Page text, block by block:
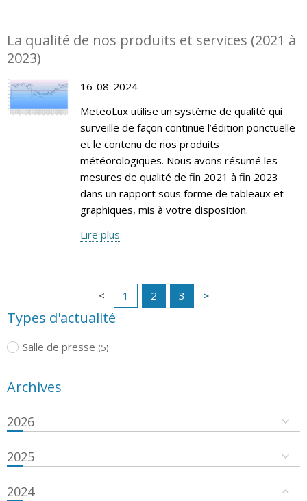
La qualité de nos produits et services (2021 à
2023)
16-08-2024
MeteoLux utilise un système de qualité qui
surveille de façon continue l’édition ponctuelle
et le contenu de nos produits
météorologiques. Nous avons résumé les
mesures de qualité de fin 2021 à fin 2023
dans un rapport sous forme de tableaux et
graphiques, mis à votre disposition.
Lire plus
1 2 3
Types d'actualité
Salle de presse (5)
Archives
2026
2025
2024